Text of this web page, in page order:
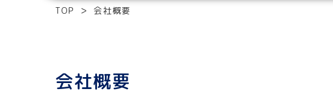
TOP 会社概要
会社概要